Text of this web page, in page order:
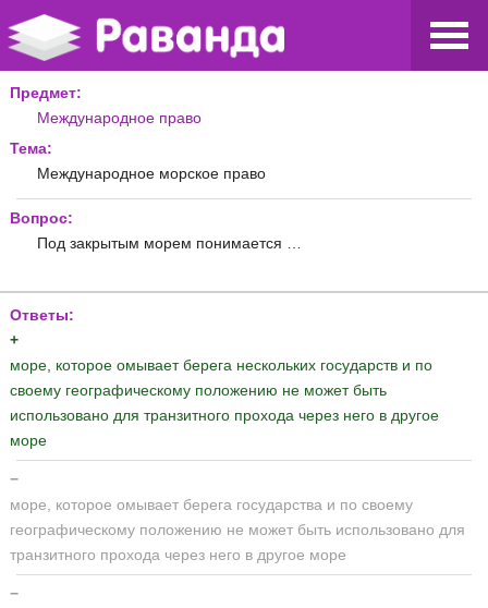
Предмет:
Международное право
Тема:
Международное морское право
Вопрос:
Под закрытым морем понимается …
Ответы:
+
море, которое омывает берега нескольких государств и по
своему географическому положению не может быть
использовано для транзитного прохода через него в другое
море
−
море, которое омывает берега государства и по своему
географическому положению не может быть использовано для
транзитного прохода через него в другое море
−